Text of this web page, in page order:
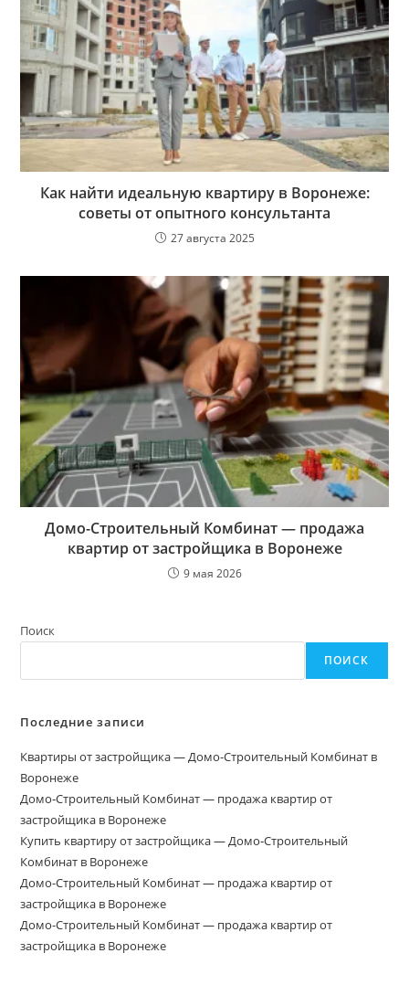
Как найти идеальную квартиру в Воронеже:
советы от опытного консультанта
27 августа 2025
Домо-Строительный Комбинат — продажа
квартир от застройщика в Воронеже
9 мая 2026
Поиск
ПОИСК
Последние записи
Квартиры от застройщика — Домо-Строительный Комбинат в
Воронеже
Домо‑Строительный Комбинат — продажа квартир от
застройщика в Воронеже
Купить квартиру от застройщика — Домо‑Строительный
Комбинат в Воронеже
Домо-Строительный Комбинат — продажа квартир от
застройщика в Воронеже
Домо-Строительный Комбинат — продажа квартир от
застройщика в Воронеже